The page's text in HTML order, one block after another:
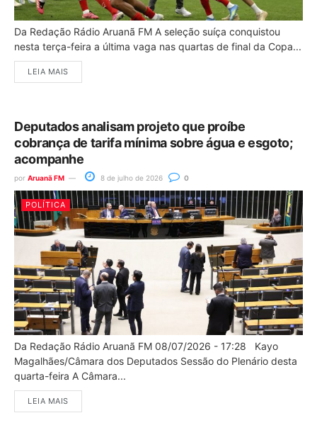
Da Redação Rádio Aruanã FM A seleção suíça conquistou
nesta terça-feira a última vaga nas quartas de final da Copa...
LEIA MAIS
Deputados analisam projeto que proíbe
cobrança de tarifa mínima sobre água e esgoto;
acompanhe
por Aruanã FM 8 de julho de 2026 0
POLÍTICA
Da Redação Rádio Aruanã FM 08/07/2026 - 17:28 Kayo
Magalhães/Câmara dos Deputados Sessão do Plenário desta
quarta-feira A Câmara...
LEIA MAIS